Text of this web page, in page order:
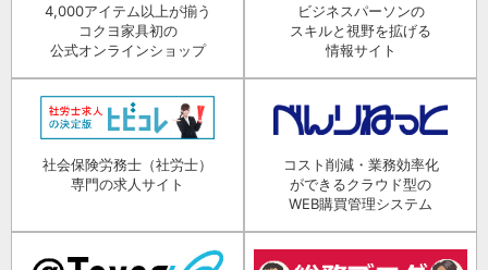
4,000アイテム以上が揃う
コクヨ家具初の
公式オンラインショップ
ビジネスパーソンの
スキルと視野を拡げる
情報サイト
社会保険労務士（社労士）
専門の求人サイト
コスト削減・業務効率化
ができるクラウド型の
WEB購買管理システム